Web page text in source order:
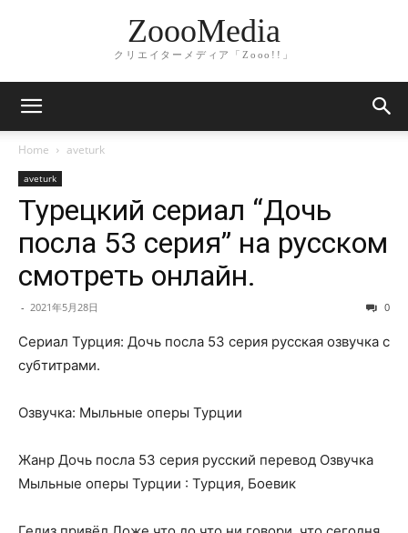
ZoooMedia
クリエイターメディア「Zooo!!」
Home aveturk
aveturk
Турецкий сериал “Дочь
посла 53 серия” на русском
смотреть онлайн.
- 2021年5月28日 0
Сериал Турция: Дочь посла 53 серия русская озвучка с
субтитрами.
Озвучка: Мыльные оперы Турции
Жанр Дочь посла 53 серия русский перевод Озвучка
Мыльные оперы Турции : Турция, Боевик